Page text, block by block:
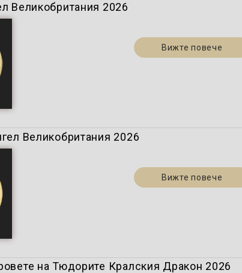
Великобритания 2026
Вижте повече
Великобритания 2026
Вижте повече
на Тюдорите Кралския Дракон 2026